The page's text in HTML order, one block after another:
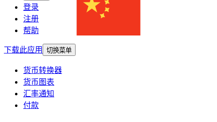
登录
注册
帮助
下载此应用
切换菜单
货币转换器
货币图表
汇率通知
付款